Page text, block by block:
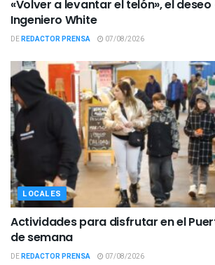
«Volver a levantar el telón», el
Ingeniero White
DEREDACTOR PRENSA 07/08/2026
LOCALES
Actividades para disfrutar en el
de semana
DEREDACTOR PRENSA 07/08/2026